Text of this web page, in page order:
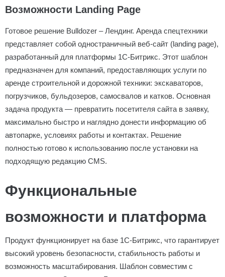
Возможности Landing Page
Готовое решение Bulldozer – Лендинг. Аренда спецтехники
представляет собой одностраничный веб-сайт (landing page),
разработанный для платформы 1С-Битрикс. Этот шаблон
предназначен для компаний, предоставляющих услуги по
аренде строительной и дорожной техники: экскаваторов,
погрузчиков, бульдозеров, самосвалов и катков. Основная
задача продукта — превратить посетителя сайта в заявку,
максимально быстро и наглядно донести информацию об
автопарке, условиях работы и контактах. Решение
полностью готово к использованию после установки на
подходящую редакцию CMS.
Функциональные
возможности и платформа
Продукт функционирует на базе 1С-Битрикс, что гарантирует
высокий уровень безопасности, стабильность работы и
возможность масштабирования. Шаблон совместим с